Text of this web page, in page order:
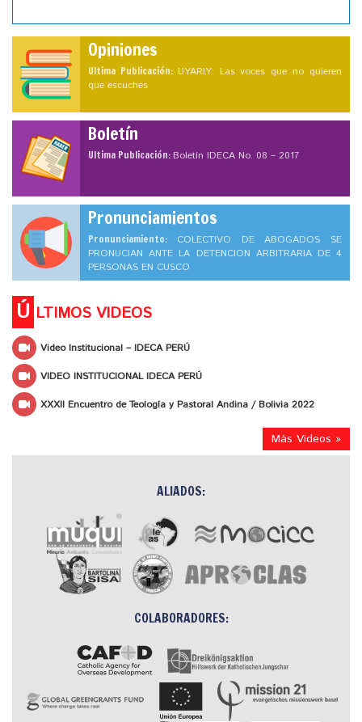
Opiniones
Ultima Publicación: UYARIY: Las voces que no quieren
que escuches
Boletín
Ultima Publicación:Boletín IDECA No. 08 – 2017
Pronunciamientos
Pronunciamiento: COLECTIVO DE ABOGADOS SE
PRONUCIAN ANTE LA DETENCION ARBITRARIA DE 4
PERSONAS EN CUSCO
Ú LTIMOS VIDEOS
Video Institucional – IDECA PERÚ
VIDEO INSTITUCIONAL IDECA PERÚ
XXXII Encuentro de Teología y Pastoral Andina / Bolivia 2022
Más Videos »
ALIADOS:
COLABORADORES: